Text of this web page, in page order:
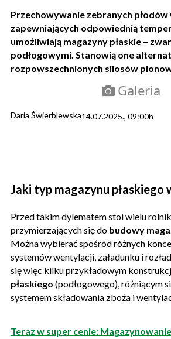
Przechowywanie zebranych płodów
zapewniających odpowiednią
umożliwiają magazyny płaskie –
podłogowymi. Stanowią one
rozpowszechnionych silosów
Galeria
Daria Świerblewska14.07.2025., 09:00h
Jaki typ magazynu płaskiego
Przed takim dylematem stoi wielu
przymierzających się do budowy
Można wybierać spośród różnych
systemów wentylacji, załadunku i
się więc kilku przykładowym
płaskiego (podłogowego), różniącym
systemem składowania zboża i
Teraz w super cenie: